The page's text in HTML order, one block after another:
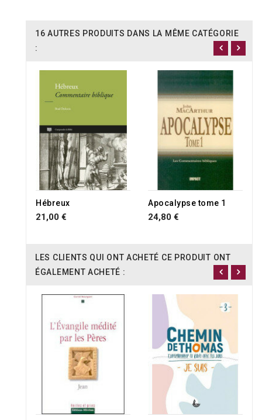
16 AUTRES PRODUITS DANS LA MÊME CATÉGORIE
:
Hébreux
21,00 €
Apocalypse tome 1
24,80 €
LES CLIENTS QUI ONT ACHETÉ CE PRODUIT ONT
ÉGALEMENT ACHETÉ :